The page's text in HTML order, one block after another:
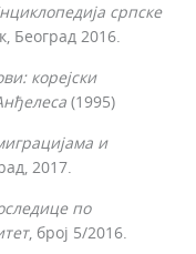
српске
Београд 2016.
корејски
(1995)
и
2017.
по
, број 5/2016.